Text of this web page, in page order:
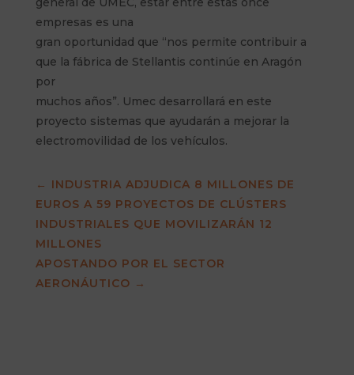
empresas es una
gran oportunidad que “nos permite contribuir a
que la fábrica de Stellantis continúe en Aragón
por
muchos años”. Umec desarrollará en este
proyecto sistemas que ayudarán a mejorar la
electromovilidad de los vehículos.
← INDUSTRIA ADJUDICA 8 MILLONES DE
EUROS A 59 PROYECTOS DE CLÚSTERS
INDUSTRIALES QUE MOVILIZARÁN 12
MILLONES
APOSTANDO POR EL SECTOR
AERONÁUTICO →